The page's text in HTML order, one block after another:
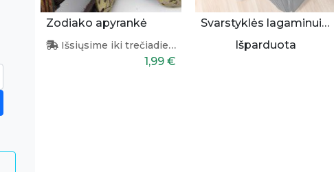
Zodiako apyrankė
Išsiųsime iki trečiadienio
1,99 €
Svarstyklės lagaminui sverti
Išparduota